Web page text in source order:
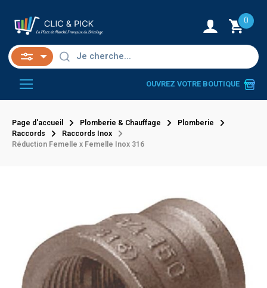
0
OUVREZ VOTRE BOUTIQUE
Page d'accueil Plomberie & Chauffage
Plomberie
Raccords
Raccords Inox
Réduction Femelle x Femelle Inox 316